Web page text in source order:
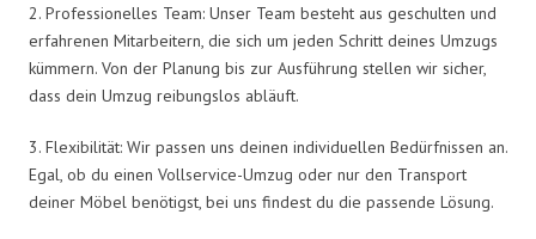
2. Professionelles Team: Unser Team besteht aus geschulten und
erfahrenen Mitarbeitern, die sich um jeden Schritt deines Umzugs
kümmern. Von der Planung bis zur Ausführung stellen wir sicher,
dass dein Umzug reibungslos abläuft.
3. Flexibilität: Wir passen uns deinen individuellen Bedürfnissen an.
Egal, ob du einen Vollservice-Umzug oder nur den Transport
deiner Möbel benötigst, bei uns findest du die passende Lösung.